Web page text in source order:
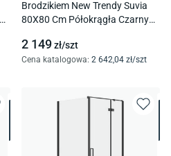
Brodzikiem New Trendy Suvia
80X80 Cm Półokrągła Czarny
2 149zł/szt
Cena katalogowa: 2 642,04 zł/szt